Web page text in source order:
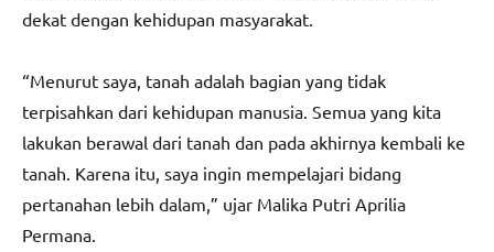
dekat dengan kehidupan masyarakat.
“Menurut saya, tanah adalah bagian yang tidak
terpisahkan dari kehidupan manusia. Semua yang kita
lakukan berawal dari tanah dan pada akhirnya kembali ke
tanah. Karena itu, saya ingin mempelajari bidang
pertanahan lebih dalam,” ujar Malika Putri Aprilia
Permana.